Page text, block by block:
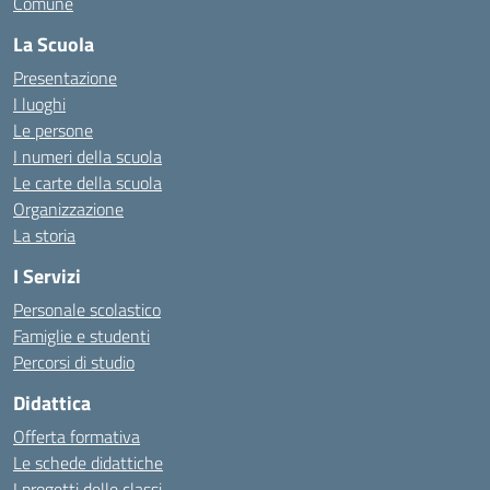
La Scuola
Presentazione
I luoghi
Le persone
I numeri della scuola
Le carte della scuola
Organizzazione
La storia
I Servizi
Personale scolastico
Famiglie e studenti
Percorsi di studio
Didattica
Offerta formativa
Le schede didattiche